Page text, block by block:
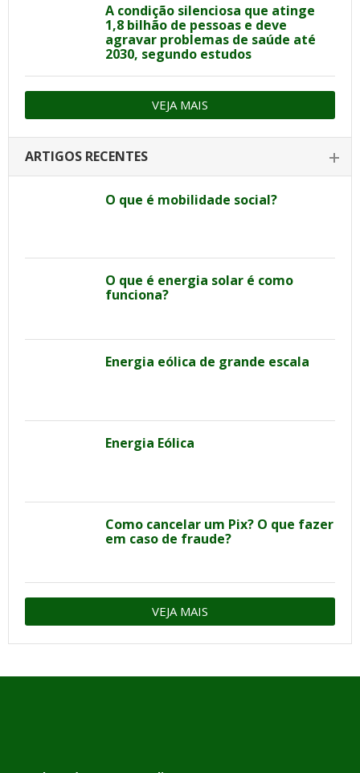
A condição silenciosa que atinge
1,8 bilhão de pessoas e deve
agravar problemas de saúde até
2030, segundo estudos
VEJA MAIS
ARTIGOS RECENTES
O que é mobilidade social?
O que é energia solar é como
funciona?
Energia eólica de grande escala
Energia Eólica
Como cancelar um Pix? O que fazer
em caso de fraude?
VEJA MAIS